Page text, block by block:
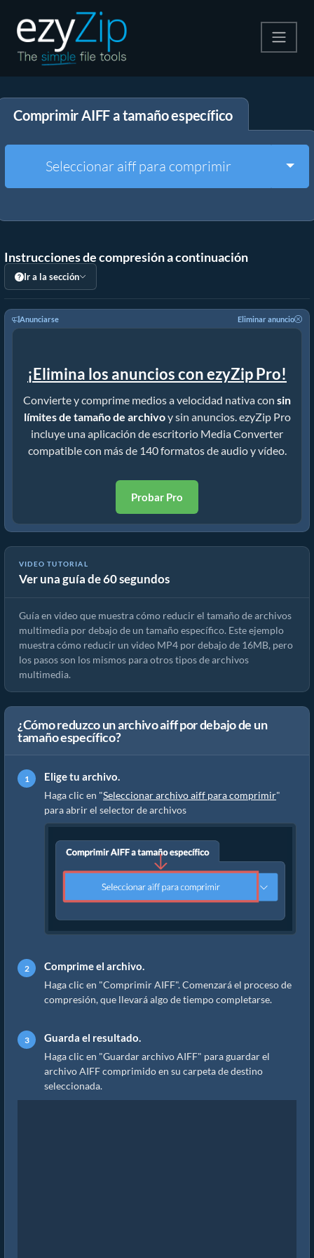
Descomprime
Otras herramientas
Comprimir AIFF a tamaño específico
Seleccionar aiff para comprimir
Instrucciones de compresión a continuación
Ir a la sección
Anunciarse Eliminar anuncio
¡Elimina los anuncios con ezyZip Pro!
Convierte y comprime medios a velocidad nativa con sin
límites de tamaño de archivoy sin anuncios. ezyZip Pro
incluye una aplicación de escritorio Media Converter
compatible con más de 140 formatos de audio y vídeo.
Probar Pro
VIDEO TUTORIAL
Ver una guía de 60 segundos
Cómo reducir MP4 a 16MB (Guía sencilla)
Guía en video que muestra cómo reducir el tamaño de archivos
multimedia por debajo de un tamaño específico. Este ejemplo
muestra cómo reducir un video MP4 por debajo de 16MB, pero
los pasos son los mismos para otros tipos de archivos
multimedia.
¿Cómo reduzco un archivo aiff por debajo de un
tamaño específico?
Elige tu archivo.
Haga clic en "Seleccionar archivo aiff para comprimir"
para abrir el selector de archivos
Comprime el archivo.
Haga clic en "Comprimir AIFF". Comenzará el proceso de
compresión, que llevará algo de tiempo completarse.
Guarda el resultado.
Haga clic en "Guardar archivo AIFF" para guardar el
archivo AIFF comprimido en su carpeta de destino
seleccionada.